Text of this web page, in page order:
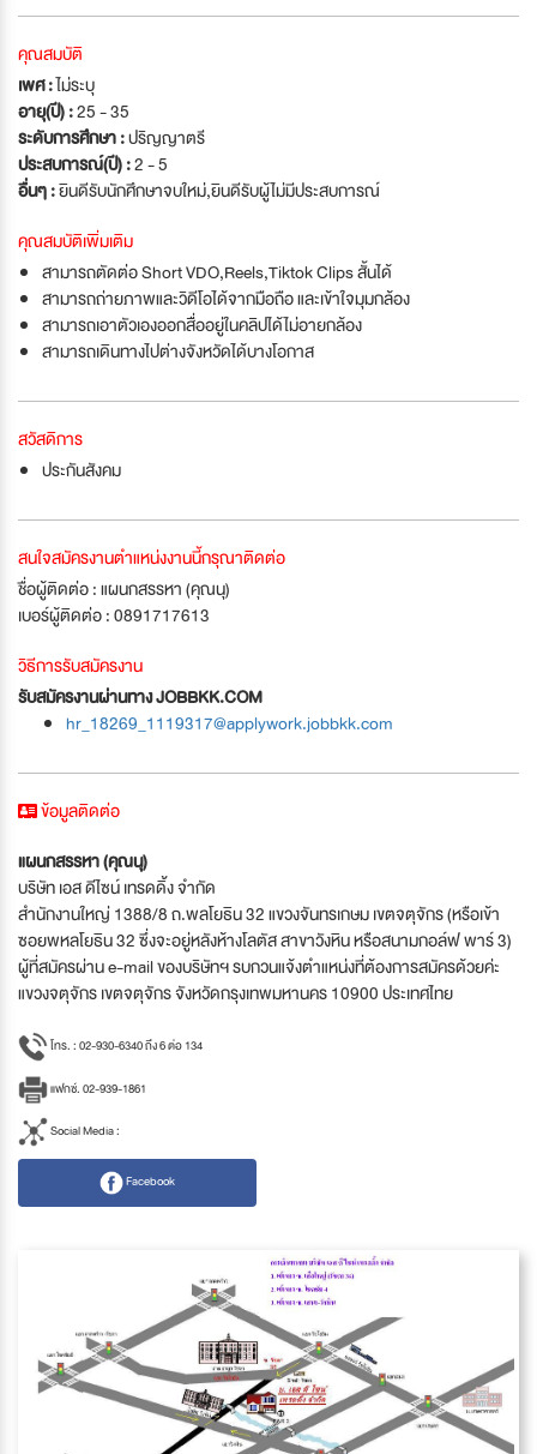
คุณสมบัติ
เพศ :ไม่ระบุ
อายุ(ปี) :25 - 35
ระดับการศึกษา :ปริญญาตรี
ประสบการณ์(ปี) :2 - 5
อื่นๆ :ยินดีรับนักศึกษาจบใหม่,ยินดีรับผู้ไม่มีประสบการณ์
คุณสมบัติเพิ่มเติม
สามารถตัดต่อ Short VDO,Reels,Tiktok Clips สั้นได้
สามารถถ่ายภาพและวิดีโอได้จากมือถือ และเข้าใจมุมกล้อง
สามารถเอาตัวเองออกสื่ออยู่ในคลิปได้ไม่อายกล้อง
สามารถเดินทางไปต่างจังหวัดได้บางโอกาส
สวัสดิการ
ประกันสังคม
สนใจสมัครงานตำแหน่งงานนี้กรุณาติดต่อ
ชื่อผู้ติดต่อ : แผนกสรรหา (คุณนุ)
เบอร์ผู้ติดต่อ : 0891717613
วิธีการรับสมัครงาน
รับสมัครงานผ่านทาง JOBBKK.COM
hr_18269_1119317@applywork.jobbkk.com
ข้อมูลติดต่อ
แผนกสรรหา (คุณนุ)
บริษัท เอส ดีไซน์ เทรดดิ้ง จำกัด
สำนักงานใหญ่ 1388/8 ถ.พลโยธิน 32 แขวงจันทรเกษม เขตจตุจักร (หรือเข้า
ซอยพหลโยธิน 32 ซึ่งจะอยู่หลังห้างโลตัส สาขาวังหิน หรือสนามกอล์ฟ พาร์ 3)
ผู้ที่สมัครผ่าน e-mail ของบริษัทฯ รบกวนแจ้งตำแหน่งที่ต้องการสมัครด้วยค่ะ
แขวงจตุจักร เขตจตุจักร จังหวัดกรุงเทพมหานคร 10900 ประเทศไทย
โทร. : 02-930-6340 ถึง 6 ต่อ 134
แฟกซ์. 02-939-1861
Social Media :
Facebook